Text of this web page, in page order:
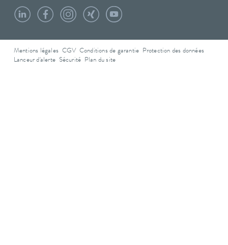
Mentions légales CGV Conditions de garantie
Protection des données
Lanceur d'alerte Sécurité Plan du site